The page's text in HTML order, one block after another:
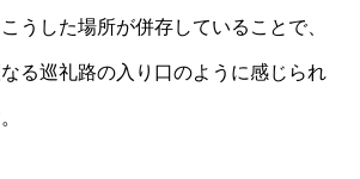
うした場所が併存していることで、
る巡礼路の入り口のように感じられ